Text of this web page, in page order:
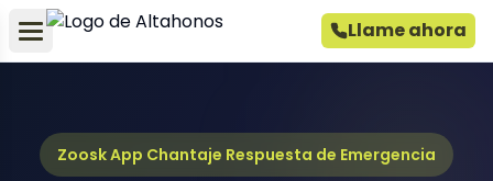
Llame ahora
Zoosk App Chantaje Respuesta de Emergencia